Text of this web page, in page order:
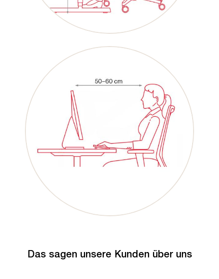
Das sagen unsere Kunden über uns